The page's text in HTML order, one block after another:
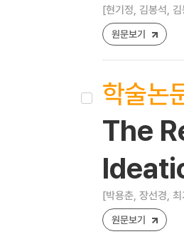
[현기정, 김봉석,
원문보기
학술논
The
[박용춘, 장선경,
원문보기